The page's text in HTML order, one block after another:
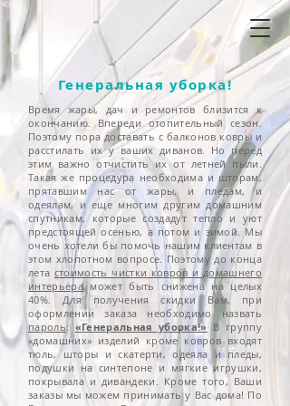
Генеральная уборка!
Время жары, дач и ремонтов близится к
окончанию. Впереди отопительный сезон.
Поэтому пора доставать с балконов ковры и
расстилать их у ваших диванов. Но перед
этим важно отчистить их от летней пыли.
Такая же процедура необходима и шторам,
прятавшим нас от жары, и пледам, и
одеялам, и еще многим другим домашним
спутникам, которые создадут тепло и уют
предстоящей осенью, а потом и зимой. Мы
очень хотели бы помочь нашим клиентам в
этом хлопотном вопросе. Поэтому до конца
лета стоимость чистки ковров и домашнего
интерьераможет быть снижена на целых
40%. Для получения скидки Вам, при
оформлении заказа необходимо назвать
пароль: «Генеральная уборка!» В группу
«домашних» изделий кроме ковров входят
тюль, шторы и скатерти, одеяла и пледы,
подушки на синтепоне и мягкие игрушки,
покрывала и дивандеки. Кроме того, Ваши
заказы мы можем принимать у Вас дома! По